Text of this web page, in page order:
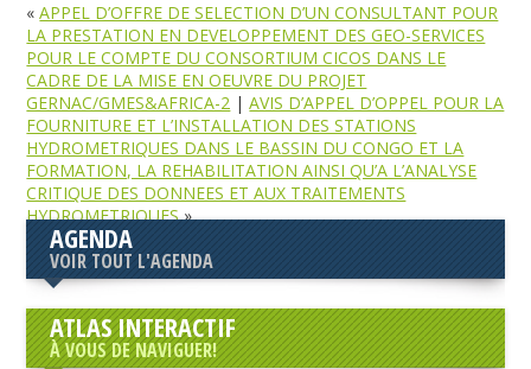
«APPEL D’OFFRE DE SELECTION D’UN CONSULTANT POUR
LA PRESTATION EN DEVELOPPEMENT DES GEO-SERVICES
POUR LE COMPTE DU CONSORTIUM CICOS DANS LE
CADRE DE LA MISE EN OEUVRE DU PROJET
GERNAC/GMES&AFRICA-2 |AVIS D’APPEL D’OPPEL POUR LA
FOURNITURE ET L’INSTALLATION DES STATIONS
HYDROMETRIQUES DANS LE BASSIN DU CONGO ET LA
FORMATION, LA REHABILITATION AINSI QU’A L’ANALYSE
CRITIQUE DES DONNEES ET AUX TRAITEMENTS
HYDROMETRIQUES»
AGENDA
VOIR TOUT L'AGENDA
ATLAS INTERACTIF
À VOUS DE NAVIGUER!